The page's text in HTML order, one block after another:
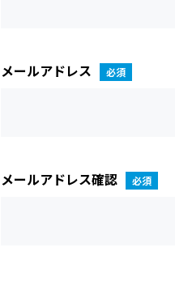
メールアドレス
メールアドレス確認